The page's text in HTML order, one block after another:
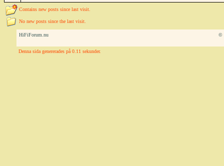
Contains new posts since last visit.
No new posts since the last visit.
HiFiForum.nu ©
Denna sida genererades på 0.11 sekunder.